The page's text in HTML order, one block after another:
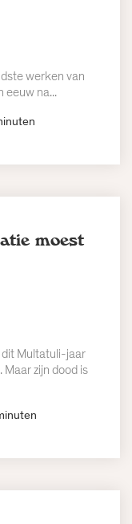
werken van
eeuw na...
moest
Multatuli-jaar
zijn dood is